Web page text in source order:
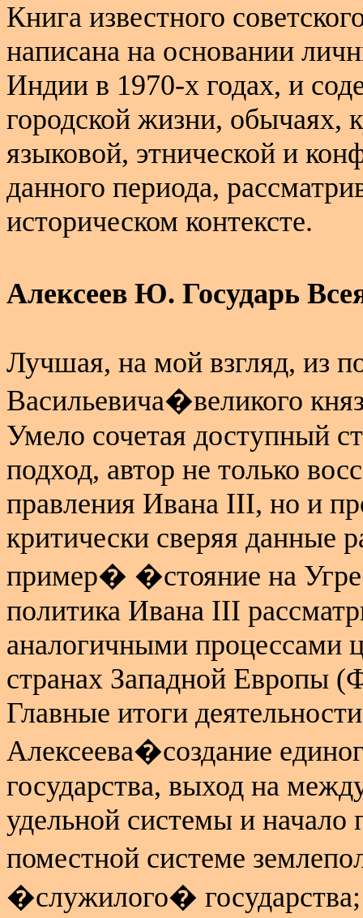
Книга известного
написана на основании
Индии в 1970-х годах, и
городской жизни, обычаях,
языковой, этнической и
данного периода,
историческом контексте.
Алексеев Ю. Государь
Лучшая, на мой взгляд, из
Васильевича�великого
Умело сочетая доступный
подход, автор не только
правления Ивана III, но и
критически сверяя данные
пример� �стояние на
политика Ивана III
аналогичными процессами
странах Западной Европы
Главные итоги
Алексеева�создание
государства, выход на
удельной системы и начало
поместной системе
�служилого�